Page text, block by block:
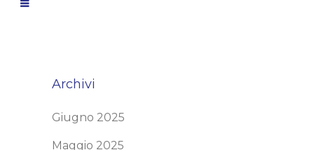
Archivi
Giugno 2025
Maggio 2025